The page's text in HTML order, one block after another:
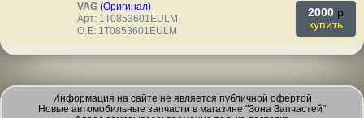
VAG (Оригинал)
Арт: 1T0853601EULM
O.E: 1T0853601EULM
2000 p
купить
Информация на сайте не является публичной офертой
Новые автомобильные запчасти в магазине "Зона Запчастей"